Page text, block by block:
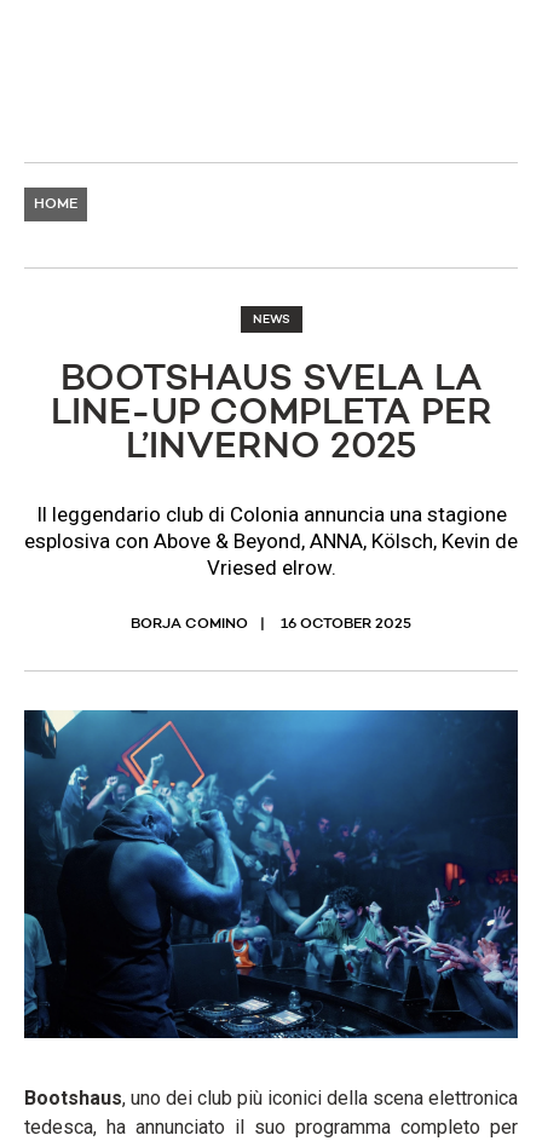
HOME
NEWS
​BOOTSHAUS SVELA LA
LINE-UP COMPLETA PER
L’INVERNO 2025
Il leggendario club di Colonia annuncia una stagione
esplosiva con Above & Beyond, ANNA, Kölsch, Kevin de
Vriesed elrow.
BORJA COMINO 16 OCTOBER 2025
Bootshaus, uno dei club più iconici della scena elettronica
tedesca, ha annunciato il suo programma completo per